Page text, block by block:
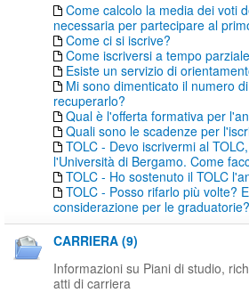
Come calcolo la media dei voti
necessaria per partecipare al
Come ci si iscrive?
Come iscriversi a tempo
Esiste un servizio di
Mi sono dimenticato il numero
recuperarlo?
Qual è l'offerta formativa per
Quali sono le scadenze per
TOLC - Devo iscrivermi al
l'Università di Bergamo. Come
TOLC - Ho sostenuto il TOLC
TOLC - Posso rifarlo più volte?
considerazione per le graduatorie?
CARRIERA (9)
Informazioni su Piani di studio,
atti di carriera